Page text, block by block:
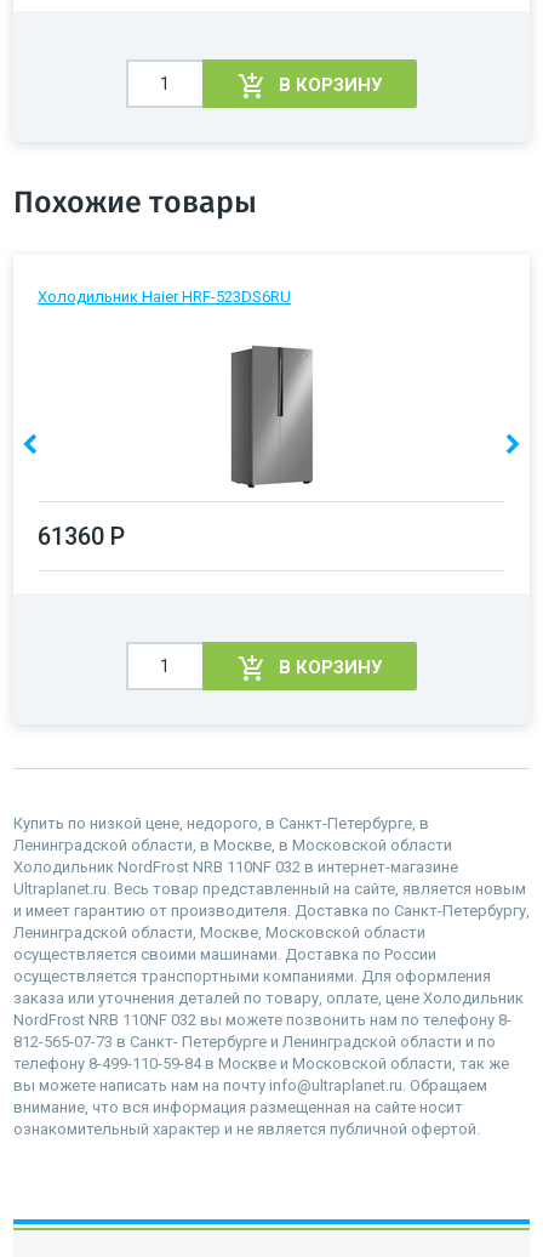
В КОРЗИНУ
Похожие товары
Холодильник Haier HRF-523DS6RU
61360 Р
В КОРЗИНУ
Купить по низкой цене, недорого, в Санкт-Петербурге, в
Ленинградской области, в Москве, в Московской области
Холодильник NordFrost NRB 110NF 032 в интернет-магазине
Ultraplanet.ru. Весь товар представленный на сайте, является новым
и имеет гарантию от производителя. Доставка по Санкт-Петербургу,
Ленинградской области, Москве, Московской области
осуществляется своими машинами. Доставка по России
осуществляется транспортными компаниями. Для оформления
заказа или уточнения деталей по товару, оплате, цене Холодильник
NordFrost NRB 110NF 032 вы можете позвонить нам по телефону 8-
812-565-07-73 в Санкт- Петербурге и Ленинградской области и по
телефону 8-499-110-59-84 в Москве и Московской области, так же
вы можете написать нам на почту info@ultraplanet.ru. Обращаем
внимание, что вся информация размещенная на сайте носит
ознакомительный характер и не является публичной офертой.
наверх